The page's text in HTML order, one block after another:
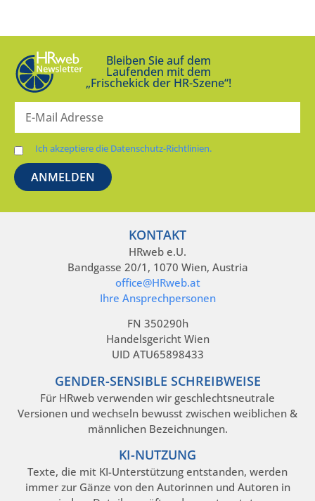
Bleiben Sie auf dem
Laufenden mit dem
„Frischekick der HR-Szene“!
Ich akzeptiere die Datenschutz-Richtlinien.
KONTAKT
HRweb e.U.
Bandgasse 20/1, 1070 Wien, Austria
office@HRweb.at
Ihre Ansprechpersonen
FN 350290h
Handelsgericht Wien
UID ATU65898433
GENDER-SENSIBLE SCHREIBWEISE
Für HRweb verwenden wir geschlechtsneutrale
Versionen und wechseln bewusst zwischen weiblichen &
männlichen Bezeichnungen.
KI-NUTZUNG
Texte, die mit KI-Unterstützung entstanden, werden
immer zur Gänze von den Autorinnen und Autoren in